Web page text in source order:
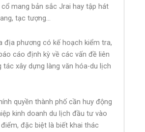
mang bản sắc Jrai hay tập hát
tạc tượng…
địa phương có kế hoạch kiểm tra,
cáo định kỳ về các vấn đề liên
tác xây dựng làng văn hóa-du lịch
quyền thành phố cần huy động
kinh doanh du lịch đầu tư vào
đặc biệt là biết khai thác